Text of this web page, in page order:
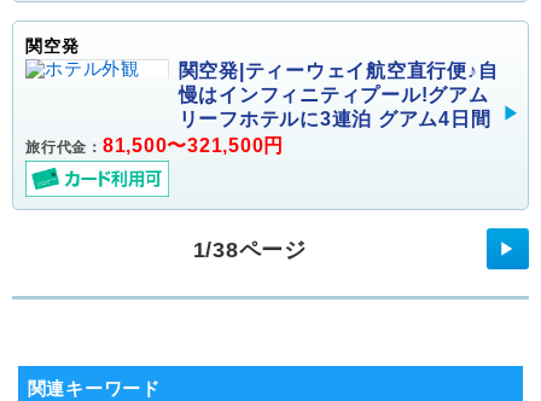
関空発
関空発|ティーウェイ航空直行便♪自
慢はインフィニティプール!グアム
リーフホテルに3連泊 グアム4日間
旅行代金： 81,500〜321,500円
1/38ページ ▶
関連キーワード